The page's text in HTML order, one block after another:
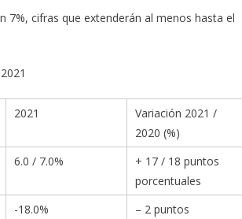
7%, cifras que extenderán al menos hasta el
2021
Variación 2021 /
2020 (%)
6.0 / 7.0%
+ 17 / 18 puntos
porcentuales
-18.0% – 2 puntos